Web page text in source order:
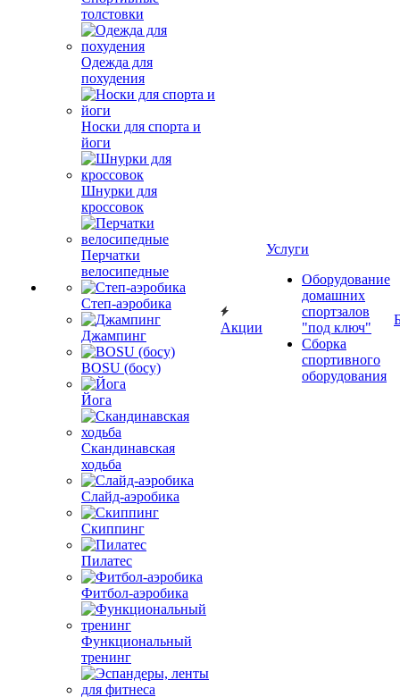
толстовки
Одежда для
похудения
Носки для спорта и
йоги
Шнурки для
кроссовок
Перчатки
велосипедные
Степ-аэробика
Джампинг
BOSU (босу)
Йога
Скандинавская
ходьба
Слайд-аэробика
Скиппинг
Пилатес
Фитбол-аэробика
Функциональный
тренинг
Акции
Услуги
Оборудование
домашних
спортзалов
"под ключ"
Сборка
спортивного
оборудования